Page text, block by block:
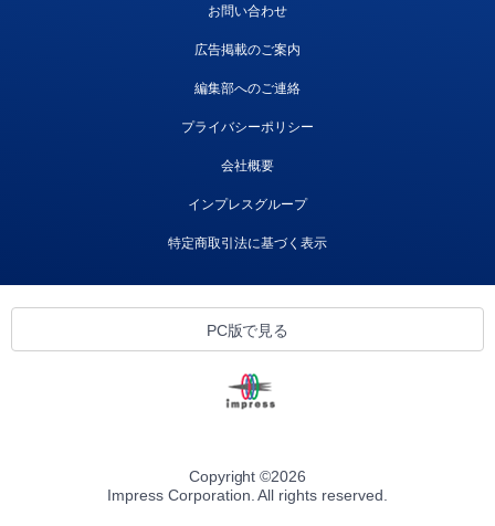
お問い合わせ
広告掲載のご案内
編集部へのご連絡
プライバシーポリシー
会社概要
インプレスグループ
特定商取引法に基づく表示
PC版で見る
Copyright ©2026
Impress Corporation. All rights reserved.